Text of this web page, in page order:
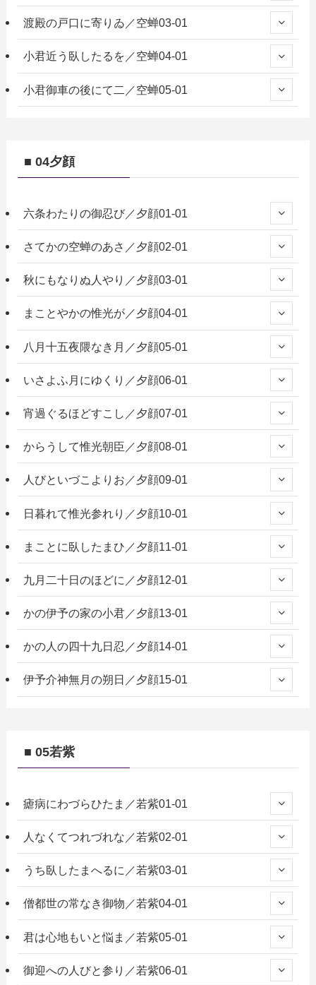
渡殿の戸口に寄りゐ／空蝉03-01
小君近う臥したるを／空蝉04-01
小君御車の後にて二／空蝉05-01
■ 04夕顔
六条わたりの御忍び／夕顔01-01
さてかの空蝉のあさ／夕顔02-01
秋にもなりぬ人やり／夕顔03-01
まことやかの惟光が／夕顔04-01
八月十五夜隈なき月／夕顔05-01
いさよふ月にゆくり／夕顔06-01
宵過ぐるほどすこし／夕顔07-01
からうして惟光朝臣／夕顔08-01
人びといづこよりお／夕顔09-01
日暮れて惟光参れり／夕顔10-01
まことに臥したまひ／夕顔11-01
九月二十日のほどに／夕顔12-01
かの伊予の家の小君／夕顔13-01
かの人の四十九日忍／夕顔14-01
伊予介神無月の朔日／夕顔15-01
■ 05若紫
瘧病にわづらひたま／若紫01-01
人なくてつれづれな／若紫02-01
うち臥したまへるに／若紫03-01
僧都世の常なき御物／若紫04-01
君は心地もいと悩ま／若紫05-01
御迎への人びと参り／若紫06-01